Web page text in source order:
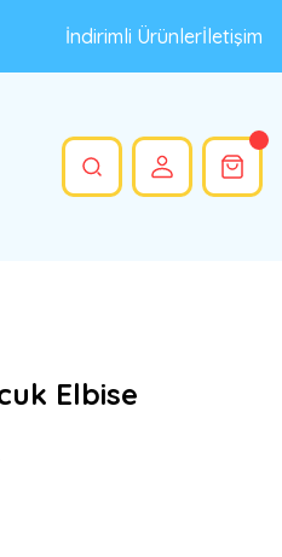
İndirimli Ürünlerİletişim
Elbise